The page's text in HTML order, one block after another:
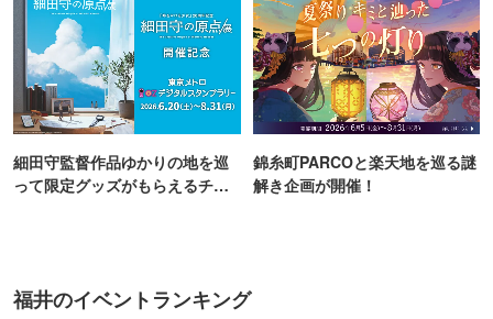
細田守監督作品ゆかりの地を巡
って限定グッズがもらえるチャ
錦糸町PARCOと楽天地を巡る謎
解き企画が開催！
福井のイベントランキング